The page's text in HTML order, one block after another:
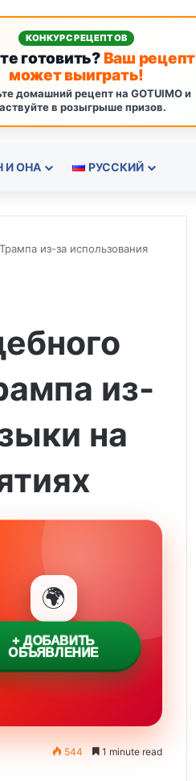
КОНКУРС РЕЦЕПТОВ
готовить?Ваш рецепт
может выиграть!
домашний рецепт на GOTUIMO и
в розыгрыше призов.
И ОНА РУССКИЙ
из-за использования
из-
на
🌍
+ ДОБАВИТЬ
ОБЪЯВЛЕНИЕ
544 1 minute read